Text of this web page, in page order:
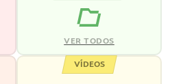
VER TODOS
VÍDEOS